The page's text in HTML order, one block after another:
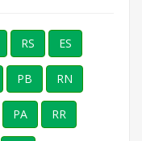
RS ES
PB RN
PA RR